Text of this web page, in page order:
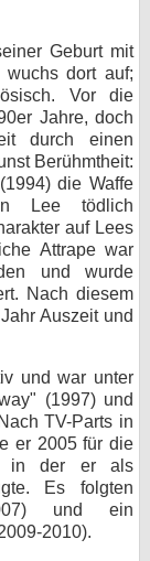
Geburt mit
dort auf;
Vor die
Jahre, doch
durch einen
Berühmtheit:
die Waffe
Lee tödlich
auf Lees
Attrape war
und wurde
Nach diesem
Auszeit und
und war unter
(1997) und
TV-Parts in
er 2005 für die
in der er als
Es folgten
und ein
2010).